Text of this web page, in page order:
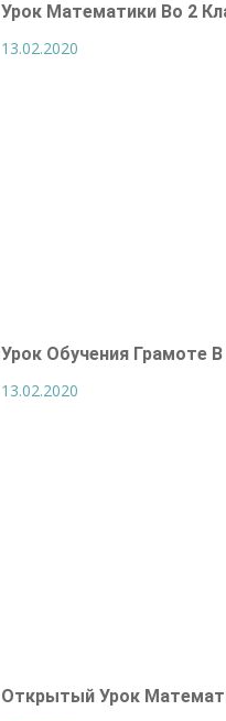
Урок Математики Во 2
13.02.2020
Урок Обучения Грамоте В
13.02.2020
Открытый Урок